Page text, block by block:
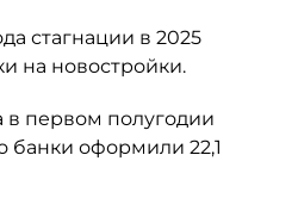
стагнации в 2025
на новостройки.
в первом полугодии
банки оформили 22,1